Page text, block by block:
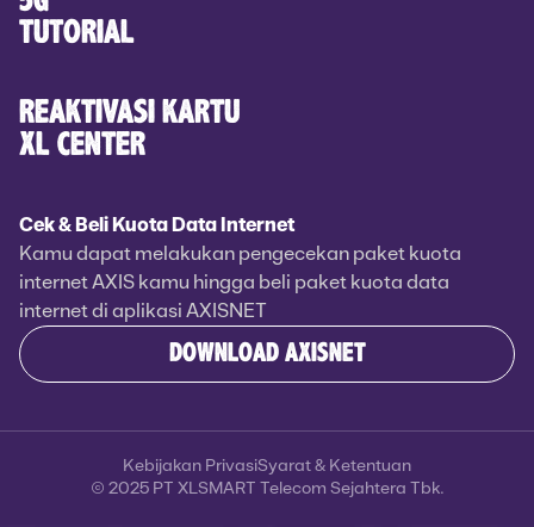
TUTORIAL
REAKTIVASI KARTU
XL CENTER
Cek & Beli Kuota Data Internet
Kamu dapat melakukan pengecekan paket kuota
internet AXIS kamu hingga beli paket kuota data
internet di aplikasi AXISNET
DOWNLOAD AXISNET
© 2025 PT XLSMART Telecom Sejahtera Tbk.
Kebijakan PrivasiSyarat & Ketentuan